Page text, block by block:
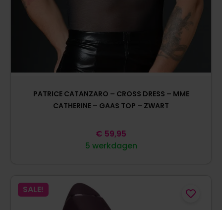
PATRICE CATANZARO – CROSS DRESS – MME
CATHERINE – GAAS TOP – ZWART
5 werkdagen
€ 59,95
SALE!